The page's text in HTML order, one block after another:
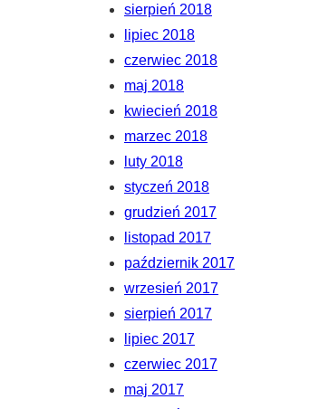
sierpień 2018
lipiec 2018
czerwiec 2018
maj 2018
kwiecień 2018
marzec 2018
luty 2018
styczeń 2018
grudzień 2017
listopad 2017
październik 2017
wrzesień 2017
sierpień 2017
lipiec 2017
czerwiec 2017
maj 2017